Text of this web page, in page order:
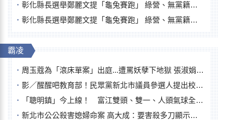
彰化縣長選舉鄭麗文提「龜兔賽跑」 綠營、無黨籍忙否認是烏龜
彰化縣長選舉鄭麗文提「龜兔賽跑」 綠營、無黨籍忙否認是烏龜
霸凌
周玉蔻為「滾床單案」出庭...遭罵妖孽下地獄 張淑娟批：舌頭殺人有罪
影／醒醒吧教育部！民眾黨新北市議員參選人提出校園反毒防線升級政見
「聰明鎮」今上線！ 富江雙頭、雙一、人頭氣球全登場
新北市公公殺害媳婦命案 高大成：要害殺多刀顯示怨恨深